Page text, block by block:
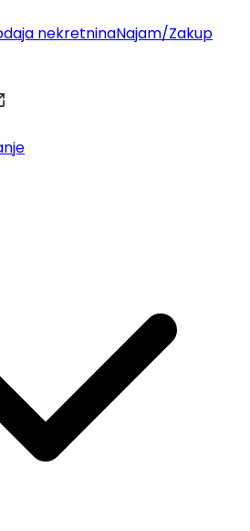
nekretninaNajam/Zakup